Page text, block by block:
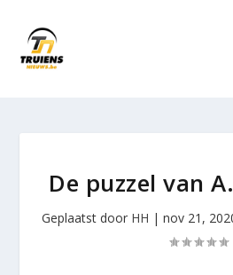
De puzzel van
Geplaatst door HH | nov 21,